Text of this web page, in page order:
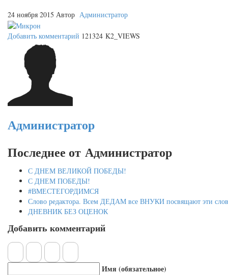
24 ноября 2015 Автор Администратор
Добавить комментарий 121324 K2_VIEWS
Администратор
Последнее от Администратор
С ДНЕМ ВЕЛИКОЙ ПОБЕДЫ!
С ДНЕМ ПОБЕДЫ!
#ВМЕСТЕГОРДИМСЯ
Слово редактора. Всем ДЕДАМ все ВНУКИ посвящают эти
ДНЕВНИК БЕЗ ОЦЕНОК
Добавить комментарий
Имя (обязательное)